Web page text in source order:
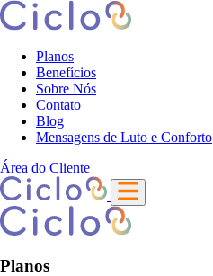
Planos
Benefícios
Sobre Nós
Contato
Blog
Mensagens de Luto e Conforto
Área do Cliente
Planos